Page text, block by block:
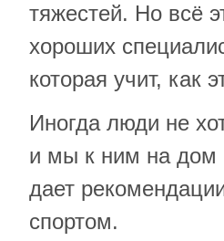
тяжестей. Но всё
хороших
которая учит, как
Иногда люди не
и мы к ним на дом
дает
спортом.